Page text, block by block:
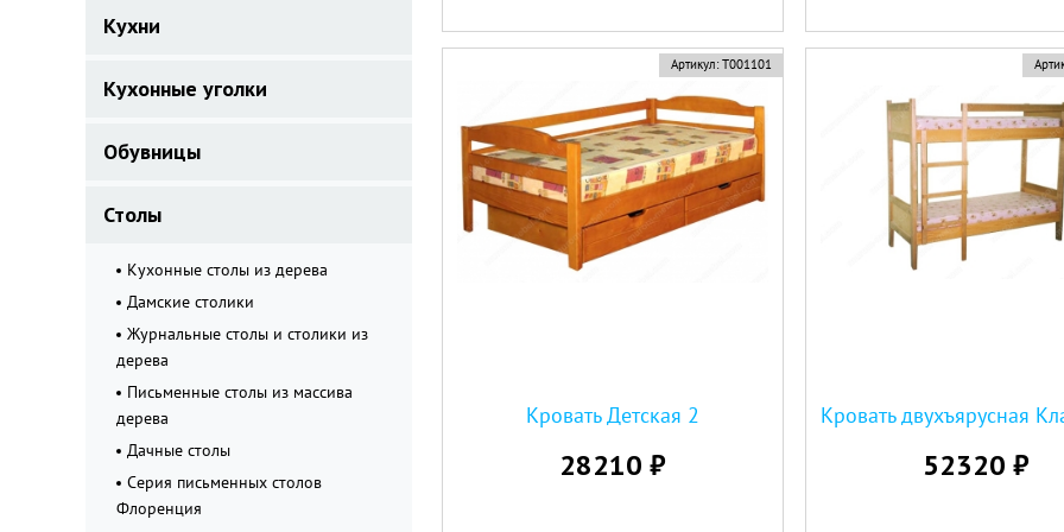
Кухни
Кухонные уголки
Обувницы
Столы
Кухонные столы из дерева
Дамские столики
Журнальные столы и столики из
дерева
Письменные столы из массива
дерева
Дачные столы
Серия письменных столов
Флоренция
Артикул: Т001101
Кровать Детская 2
28210 ₽ 52320 ₽